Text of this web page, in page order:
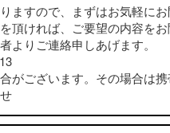
ますので、まずはお気軽にお
頂ければ、ご要望の内容を
よりご連絡申しあげます。
がございます。その場合は